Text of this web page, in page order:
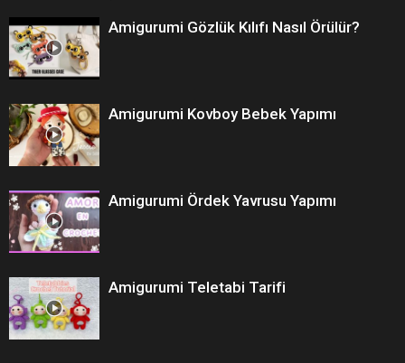
Amigurumi Gözlük Kılıfı Nasıl Örülür?
Amigurumi Kovboy Bebek Yapımı
Amigurumi Ördek Yavrusu Yapımı
Amigurumi Teletabi Tarifi